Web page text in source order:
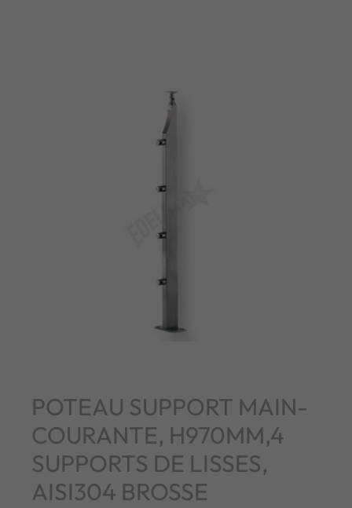
POTEAU SUPPORT MAIN-
COURANTE, H970MM,4
SUPPORTS DE LISSES,
AISI304 BROSSE